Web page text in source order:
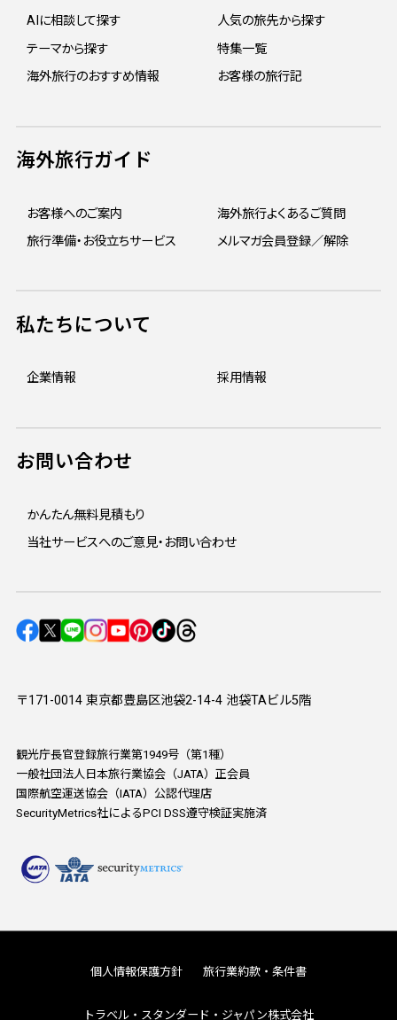
〒171-0014 東京都豊島区池袋2-14-4 池袋TAビル5階
観光庁長官登録旅行業第1949号（第1種）
一般社団法人日本旅行業協会（JATA）正会員
国際航空運送協会（IATA）公認代理店
SecurityMetrics社によるPCI DSS遵守検証実施済
AIに相談して探す
人気の旅先から探す
テーマから探す
特集一覧
海外旅行のおすすめ情報
お客様の旅行記
海外旅行ガイド
お客様へのご案内
海外旅行よくあるご質問
旅行準備・お役立ちサービス
メルマガ会員登録／解除
私たちについて
企業情報 採用情報
お問い合わせ
かんたん無料見積もり
当社サービスへのご意見・お問い合わせ
個人情報保護方針 旅行業約款・条件書
トラベル・スタンダード・ジャパン株式会社